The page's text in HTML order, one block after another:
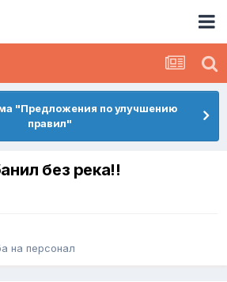
"Предложения по улучшению
правил"
без река!!
на персонал